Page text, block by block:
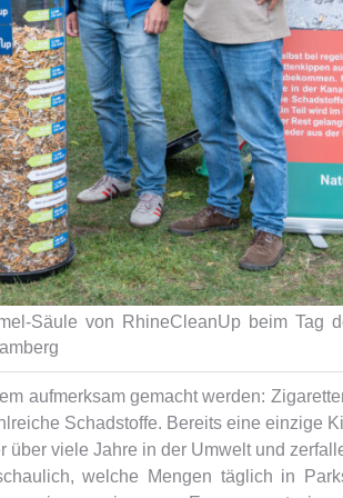
Säule von RhineCleanUp beim Tag
aufmerksam gemacht werden:
Schadstoffe. Bereits eine einzige
viele Jahre in der Umwelt und
welche Mengen täglich in